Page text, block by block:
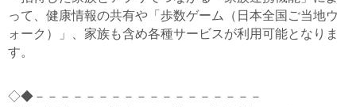
って、健康情報の共有や「歩数ゲーム（日本全国ご当地ウ
ォーク）」、家族も含め各種サービスが利用可能となりま
す。
◇◆－－－－－－－－－－－－－－－－－－